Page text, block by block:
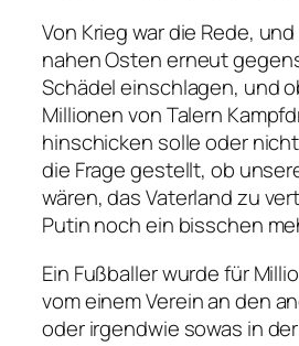
Von Krieg war die Rede,
nahen Osten erneut
Schädel einschlagen, und
Millionen von Talern
hinschicken solle oder
die Frage gestellt, ob
wären, das Vaterland zu
Putin noch ein bisschen
Ein Fußballer wurde für
vom einem Verein an den
oder irgendwie sowas in